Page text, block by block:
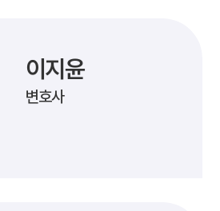
이지윤
변호사